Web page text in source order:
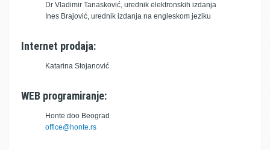
Dr Vladimir Tanasković, urednik elektronskih izdanja
Ines Brajović, urednik izdanja na engleskom jeziku
Internet prodaja:
Katarina Stojanović
WEB programiranje:
Honte doo Beograd
office@honte.rs